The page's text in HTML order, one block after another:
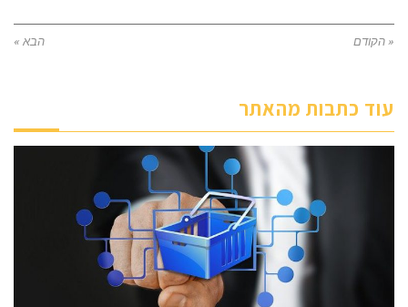
« הקודם הבא »
עוד כתבות מהאתר